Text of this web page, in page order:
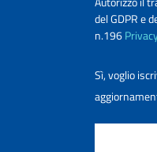
del GDPR e
n.196
Sì, voglio